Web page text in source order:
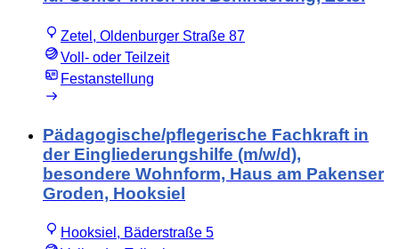
Zetel, Oldenburger Straße 87
Voll- oder Teilzeit
Festanstellung
Pädagogische/pflegerische Fachkraft in
der Eingliederungshilfe (m/w/d),
besondere Wohnform, Haus am Pakenser
Groden, Hooksiel
Hooksiel, Bäderstraße 5